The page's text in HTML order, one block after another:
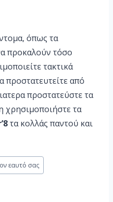
όπως τα
προκαλούν τόσο
τακτικά
προστατευτείτε από
προστατεύστε τα
χρησιμοποιήστε τα
τα κολλάς παντού και
εαυτό σας